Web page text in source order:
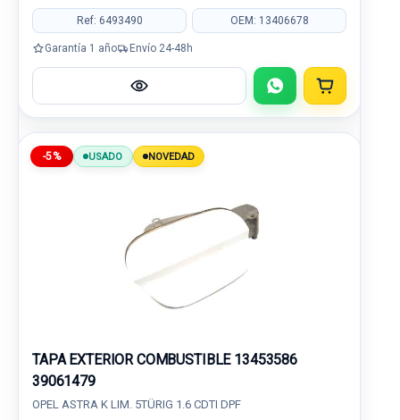
Ref: 6493490 OEM: 13406678
Garantía 1 año Envío 24-48h
-5% USADO NOVEDAD
TAPA EXTERIOR COMBUSTIBLE 13453586
39061479
OPEL ASTRA K LIM. 5TÜRIG 1.6 CDTI DPF